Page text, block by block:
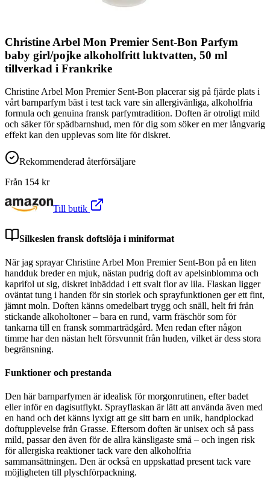
Christine Arbel Mon Premier Sent-Bon Parfym
baby girl/pojke alkoholfritt luktvatten, 50 ml
tillverkad i Frankrike
Christine Arbel Mon Premier Sent-Bon placerar sig på fjärde plats i
vårt barnparfym bäst i test tack vare sin allergivänliga, alkoholfria
formula och genuina fransk parfymtradition. Doften är otroligt mild
och säker för spädbarnshud, men för dig som söker en mer långvarig
effekt kan den upplevas som lite för diskret.
Rekommenderad återförsäljare
Från 154 kr
Till butik
Silkeslen fransk doftslöja i miniformat
När jag sprayar Christine Arbel Mon Premier Sent-Bon på en liten
handduk breder en mjuk, nästan pudrig doft av apelsinblomma och
kaprifol ut sig, diskret inbäddad i ett svalt flor av lila. Flaskan ligger
oväntat tung i handen för sin storlek och sprayfunktionen ger ett fint,
jämnt moln. Doften känns omedelbart trygg och snäll, helt fri från
stickande alkoholtoner – bara en rund, varm fräschör som för
tankarna till en fransk sommarträdgård. Men redan efter någon
timme har den nästan helt försvunnit från huden, vilket är dess stora
begränsning.
Funktioner och prestanda
Den här barnparfymen är idealisk för morgonrutinen, efter badet
eller inför en dagisutflykt. Sprayflaskan är lätt att använda även med
en hand och det känns lyxigt att ge sitt barn en unik, handplockad
doftupplevelse från Grasse. Eftersom doften är unisex och så pass
mild, passar den även för de allra känsligaste små – och ingen risk
för allergiska reaktioner tack vare den alkoholfria
sammansättningen. Den är också en uppskattad present tack vare
möjligheten till plyschförpackning.